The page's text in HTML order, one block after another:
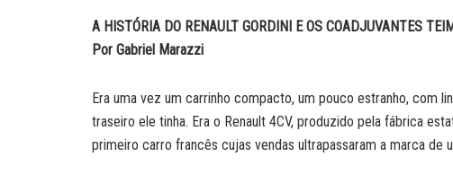
A HISTÓRIA DO RENAULT GORDINI E OS COADJUVANTES
Por Gabriel Marazzi
Era uma vez um carrinho compacto, um pouco estranho, com
traseiro ele tinha. Era o Renault 4CV, produzido pela fábrica
primeiro carro francês cujas vendas ultrapassaram a marca de